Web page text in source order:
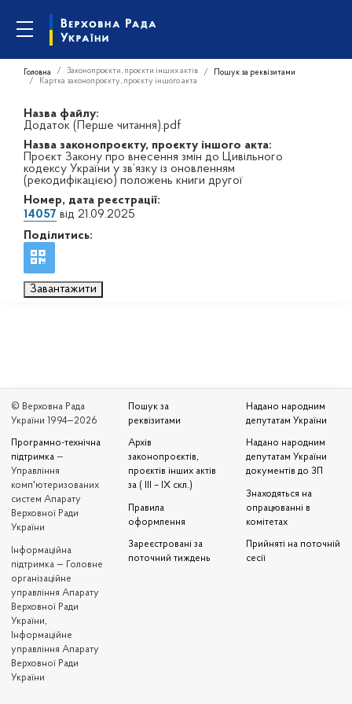
Головна Законопроєкти, проєкти інших актів
Пошук за реквізитами
Картка законопроєкту, проєкту іншого акта
Назва файлу:
Додаток (Перше читання).pdf
Назва законопроєкту, проєкту іншого акта:
Проєкт Закону про внесення змін до Цивільного
кодексу України у зв’язку із оновленням
(рекодифікацією) положень книги другої
Номер, дата реєстрації:
14057 від 21.09.2025
Поділитись:
Завантажити
© Верховна Рада
України 1994—2026
Програмно-технічна
підтримка —
Управління
комп'ютеризованих
систем Апарату
Верховної Ради
України
Iнформаційна
підтримка — Головне
організаційне
управління Апарату
Верховної Ради
України,
Інформаційне
управління Апарату
Верховної Ради
України
Пошук за
реквізитами
Архів
законопроєктів,
проєктів інших актів
за ( III – IX скл.)
Правила
оформлення
Зареєстровані за
поточний тиждень
Надано народним
депутатам України
Надано народним
депутатам України
документів до ЗП
Знаходяться на
опрацюванні в
комітетах
Прийняті на поточній
сесії